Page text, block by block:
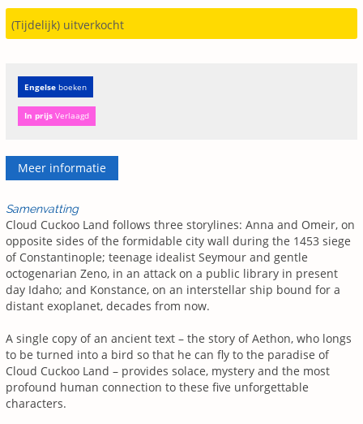
(Tijdelijk) uitverkocht
Engelse boeken
In prijs Verlaagd
Meer informatie
Samenvatting
Cloud Cuckoo Land follows three storylines: Anna and Omeir, on
opposite sides of the formidable city wall during the 1453 siege
of Constantinople; teenage idealist Seymour and gentle
octogenarian Zeno, in an attack on a public library in present
day Idaho; and Konstance, on an interstellar ship bound for a
distant exoplanet, decades from now.
A single copy of an ancient text – the story of Aethon, who longs
to be turned into a bird so that he can fly to the paradise of
Cloud Cuckoo Land – provides solace, mystery and the most
profound human connection to these five unforgettable
characters.